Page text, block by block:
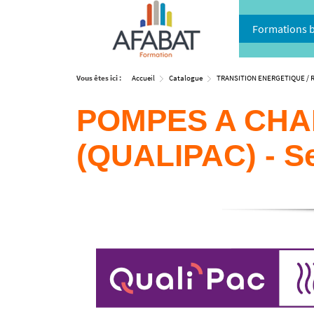
Formations
Vous êtes ici : Accueil Catalogue TRANSITION ENERGETIQUE /
POMPES A
(QUALIPAC) -